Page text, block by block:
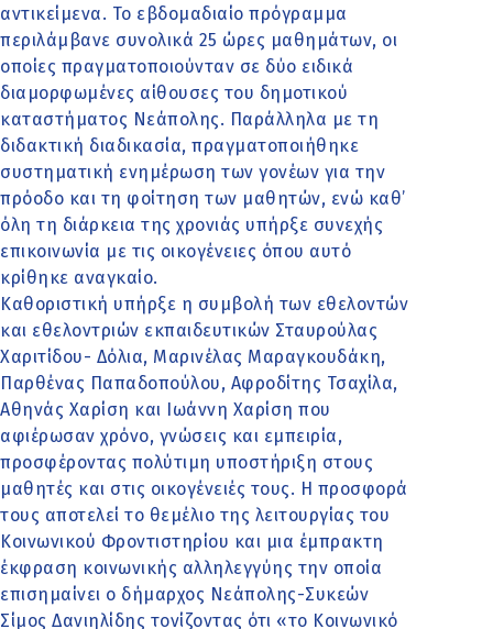
αντικείμενα. Το εβδομαδιαίο πρόγραμμα
περιλάμβανε συνολικά 25 ώρες μαθημάτων, οι
οποίες πραγματοποιούνταν σε δύο ειδικά
διαμορφωμένες αίθουσες του δημοτικού
καταστήματος Νεάπολης. Παράλληλα με τη
διδακτική διαδικασία, πραγματοποιήθηκε
συστηματική ενημέρωση των γονέων για την
πρόοδο και τη φοίτηση των μαθητών, ενώ καθ’
όλη τη διάρκεια της χρονιάς υπήρξε συνεχής
επικοινωνία με τις οικογένειες όπου αυτό
κρίθηκε αναγκαίο.
Καθοριστική υπήρξε η συμβολή των εθελοντών
και εθελοντριών εκπαιδευτικών Σταυρούλας
Χαριτίδου- Δόλια, Μαρινέλας Μαραγκουδάκη,
Παρθένας Παπαδοπούλου, Αφροδίτης Τσαχίλα,
Αθηνάς Χαρίση και Ιωάννη Χαρίση που
αφιέρωσαν χρόνο, γνώσεις και εμπειρία,
προσφέροντας πολύτιμη υποστήριξη στους
μαθητές και στις οικογένειές τους. Η προσφορά
τους αποτελεί το θεμέλιο της λειτουργίας του
Κοινωνικού Φροντιστηρίου και μια έμπρακτη
έκφραση κοινωνικής αλληλεγγύης την οποία
επισημαίνει ο δήμαρχος Νεάπολης-Συκεών
Σίμος Δανιηλίδης τονίζοντας ότι «το Κοινωνικό